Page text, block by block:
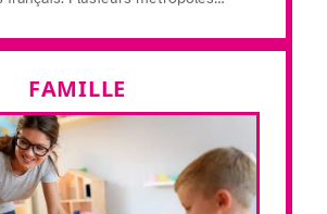
FAMILLE